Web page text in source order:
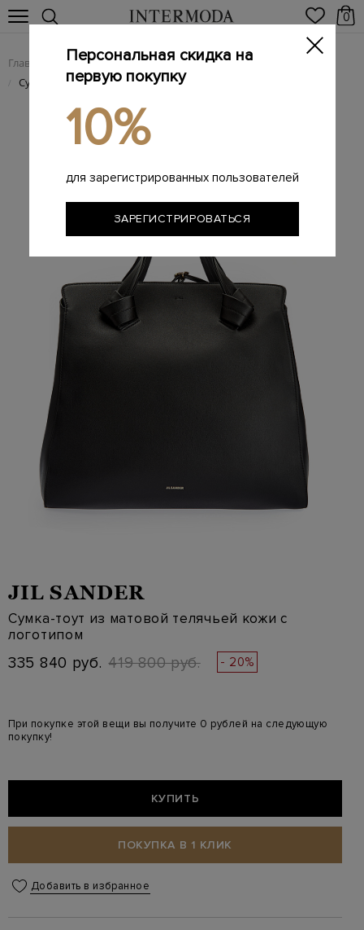
0
Главная Женщинам / Женские сумки из натуральной кожи
/ Сумка-тоут из матовой телячьей кожи с логотипом
JIL SANDER
Сумка-тоут из матовой телячьей кожи с
логотипом
335 840 руб. 419 800 руб. - 20%
При покупке этой вещи вы получите 0 рублей на следующую
покупку!
КУПИТЬ
ПОКУПКА В 1 КЛИК
Добавить в избранное
Персональная скидка на
первую покупку
10%
для зарегистрированных пользователей
ЗАРЕГИСТРИРОВАТЬСЯ